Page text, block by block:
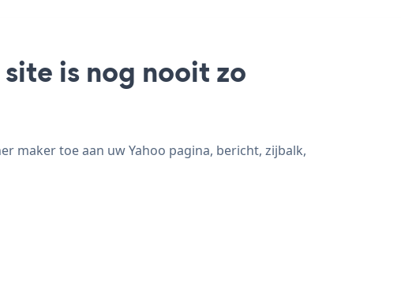
is nog nooit zo
maker toe aan uw Yahoo pagina, bericht, zijbalk,